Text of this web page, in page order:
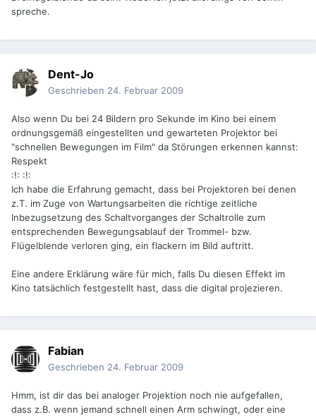
spreche.
Dent-Jo
Geschrieben 24. Februar 2009
Also wenn Du bei 24 Bildern pro Sekunde im Kino bei einem
ordnungsgemäß eingestellten und gewarteten Projektor bei
"schnellen Bewegungen im Film" da Störungen erkennen kannst:
Respekt
:!: :!:
Ich habe die Erfahrung gemacht, dass bei Projektoren bei denen
z.T. im Zuge von Wartungsarbeiten die richtige zeitliche
Inbezugsetzung des Schaltvorganges der Schaltrolle zum
entsprechenden Bewegungsablauf der Trommel- bzw.
Flügelblende verloren ging, ein flackern im Bild auftritt.
Eine andere Erklärung wäre für mich, falls Du diesen Effekt im
Kino tatsächlich festgestellt hast, dass die digital projezieren.
Fabian
Geschrieben 24. Februar 2009
Hmm, ist dir das bei analoger Projektion noch nie aufgefallen,
dass z.B. wenn jemand schnell einen Arm schwingt, oder eine